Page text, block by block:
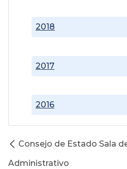
2016
2017
2018
Consejo de Estado Sala
Administrativo